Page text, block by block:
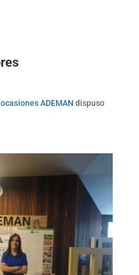
ADEMAN dispuso